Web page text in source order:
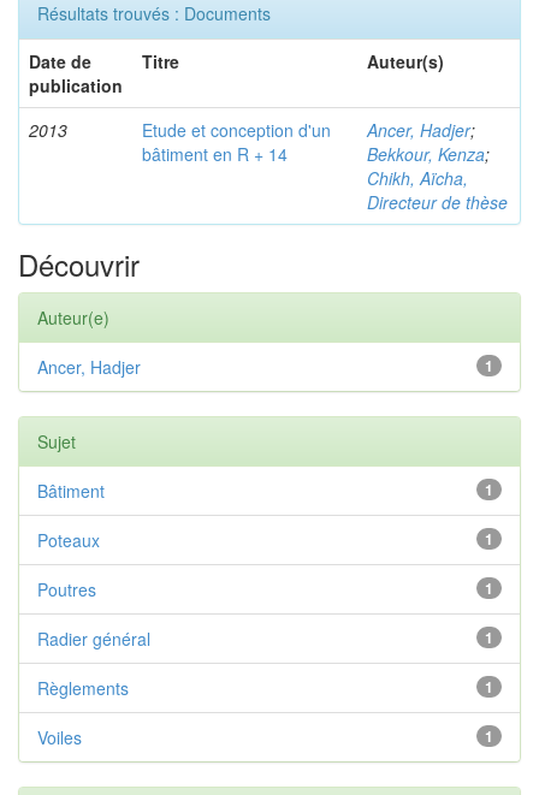
Résultats trouvés : Documents
Date de
publication
Titre Auteur(s)
2013
Etude et conception d'un
bâtiment en R + 14
Ancer, Hadjer;
Bekkour, Kenza;
Chikh, Aïcha,
Directeur de thèse
Découvrir
Auteur(e)
1
Ancer, Hadjer
Sujet
1
Bâtiment
1
Poteaux
1
Poutres
1
Radier général
1
Règlements
1
Voiles